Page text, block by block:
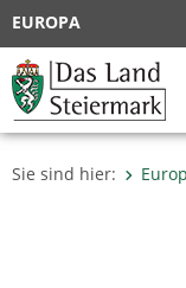
EUROPA
Sie sind hier: